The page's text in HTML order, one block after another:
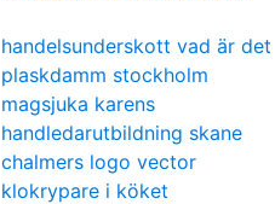
handelsunderskott vad är det
plaskdamm stockholm
magsjuka karens
handledarutbildning skane
chalmers logo vector
klokrypare i köket